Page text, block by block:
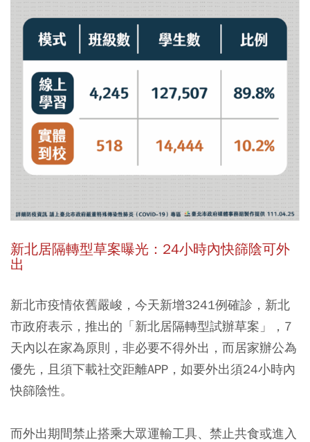
新北居隔轉型草案曝光：24小時內快篩陰可外
出
新北市疫情依舊嚴峻，今天新增3241例確診，新北
市政府表示，推出的「新北居隔轉型試辦草案」，7
天內以在家為原則，非必要不得外出，而居家辦公為
優先，且須下載社交距離APP，如要外出須24小時內
快篩陰性。
而外出期間禁止搭乘大眾運輸工具、禁止共食或進入